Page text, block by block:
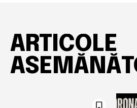
ARTICOLE